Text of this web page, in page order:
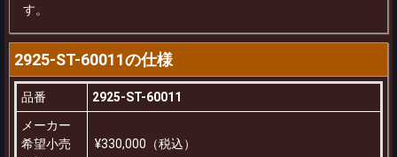
す。
2925-ST-60011の仕様
品番
2925-ST-60011
メーカー
希望小売
¥330,000（税込）